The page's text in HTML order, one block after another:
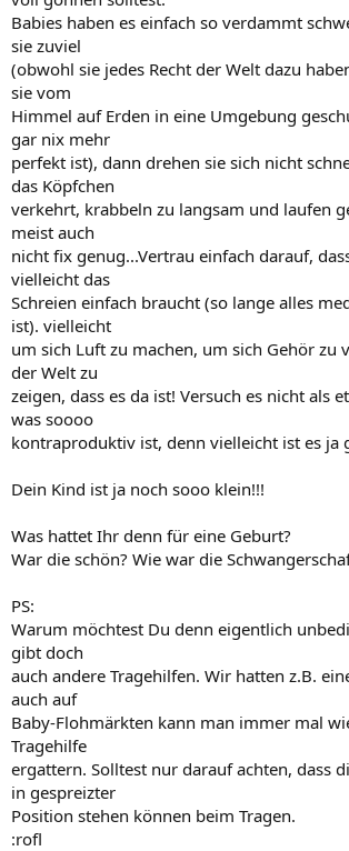
Babies haben es einfach so verdammt
sie zuviel
(obwohl sie jedes Recht der Welt dazu
sie vom
Himmel auf Erden in eine Umgebung
gar nix mehr
perfekt ist), dann drehen sie sich nicht
das Köpfchen
verkehrt, krabbeln zu langsam und laufen
meist auch
nicht fix genug...Vertrau einfach darauf,
vielleicht das
Schreien einfach braucht (so lange alles
ist). vielleicht
um sich Luft zu machen, um sich Gehör zu
der Welt zu
zeigen, dass es da ist! Versuch es nicht als
was soooo
kontraproduktiv ist, denn vielleicht ist es ja
Dein Kind ist ja noch sooo klein!!!
Was hattet Ihr denn für eine Geburt?
War die schön? Wie war die
PS:
Warum möchtest Du denn eigentlich
gibt doch
auch andere Tragehilfen. Wir hatten z.B.
auch auf
Baby-Flohmärkten kann man immer mal
Tragehilfe
ergattern. Solltest nur darauf achten, dass
in gespreizter
Position stehen können beim Tragen.
:rofl